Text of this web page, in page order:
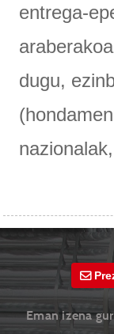
entrega-
dugu,
Eman izena